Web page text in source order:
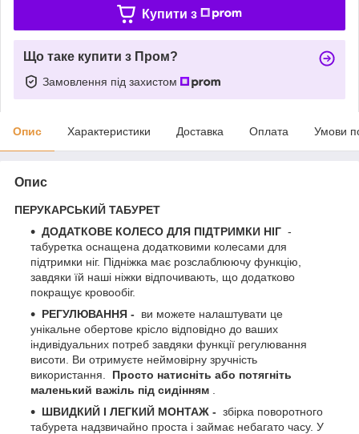
Купити з
Що таке купити з Пром?
Замовлення під захистом
Опис Характеристики Доставка Оплата Умови
Опис
ПЕРУКАРСЬКИЙ ТАБУРЕТ
ДОДАТКОВЕ КОЛЕСО ДЛЯ ПІДТРИМКИ НІГ -
табуретка оснащена додатковими колесами для
підтримки ніг. Підніжка має розслаблюючу функцію,
завдяки їй наші ніжки відпочивають, що додатково
покращує кровообіг.
РЕГУЛЮВАННЯ - ви можете налаштувати це
унікальне обертове крісло відповідно до ваших
індивідуальних потреб завдяки функції регулювання
висоти. Ви отримуєте неймовірну зручність
використання. Просто натисніть або потягніть
маленький важіль під сидінням
ШВИДКИЙ І ЛЕГКИЙ МОНТАЖ - збірка поворотного
табурета надзвичайно проста і займає небагато часу. У